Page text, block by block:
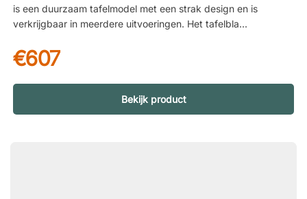
is een duurzaam tafelmodel met een strak design en is
verkrijgbaar in meerdere uitvoeringen. Het tafelblad is
hogedruklaminaat – een extra slijtvast laminaat dat bestand is
tegen dagelijks gebruik in openbare omgevingen.
Specificaties Tafelblad Spaanplaat met laminaat. Verkrijgbaar
in diverse afmetingen. Onderstel Vierkante tafelbladen
hebben een onderstel met vier poten. Rechthoekige
€607
Bekijk product